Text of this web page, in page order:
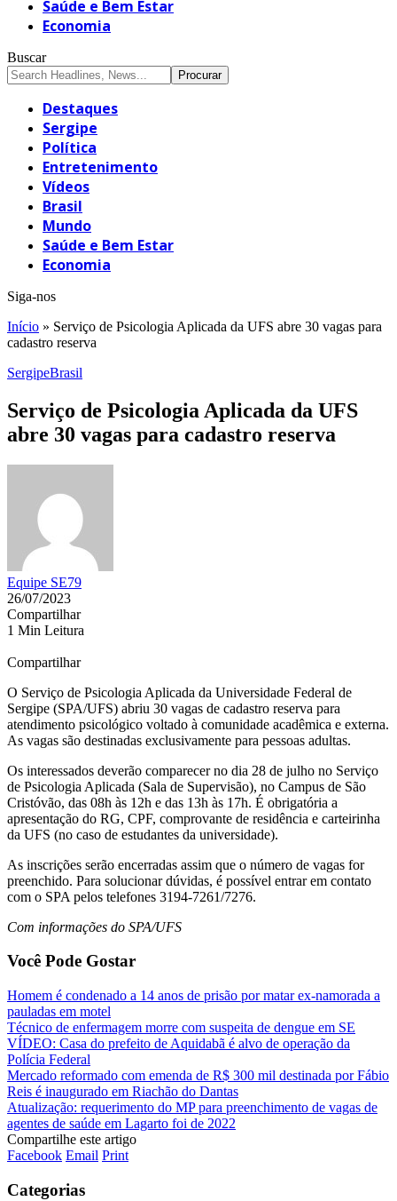
Saúde e Bem Estar
Economia
Buscar
Destaques
Sergipe
Política
Entretenimento
Vídeos
Brasil
Mundo
Saúde e Bem Estar
Economia
Siga-nos
Início » Serviço de Psicologia Aplicada da UFS abre 30 vagas para
cadastro reserva
SergipeBrasil
Serviço de Psicologia Aplicada da UFS
abre 30 vagas para cadastro reserva
Equipe SE79
26/07/2023
Compartilhar
1 Min Leitura
Compartilhar
O Serviço de Psicologia Aplicada da Universidade Federal de
Sergipe (SPA/UFS) abriu 30 vagas de cadastro reserva para
atendimento psicológico voltado à comunidade acadêmica e externa.
As vagas são destinadas exclusivamente para pessoas adultas.
Os interessados deverão comparecer no dia 28 de julho no Serviço
de Psicologia Aplicada (Sala de Supervisão), no Campus de São
Cristóvão, das 08h às 12h e das 13h às 17h. É obrigatória a
apresentação do RG, CPF, comprovante de residência e carteirinha
da UFS (no caso de estudantes da universidade).
As inscrições serão encerradas assim que o número de vagas for
preenchido. Para solucionar dúvidas, é possível entrar em contato
com o SPA pelos telefones 3194-7261/7276.
Com informações do SPA/UFS
Você Pode Gostar
Homem é condenado a 14 anos de prisão por matar ex-namorada a
pauladas em motel
Técnico de enfermagem morre com suspeita de dengue em SE
VÍDEO: Casa do prefeito de Aquidabã é alvo de operação da
Polícia Federal
Mercado reformado com emenda de R$ 300 mil destinada por Fábio
Reis é inaugurado em Riachão do Dantas
Atualização: requerimento do MP para preenchimento de vagas de
agentes de saúde em Lagarto foi de 2022
Compartilhe este artigo
Facebook Email Print
Categorias